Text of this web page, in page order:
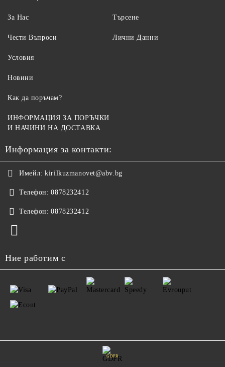
За Нас
Чести Въпроси
Търсене
Лични Данни
Условия
Новини
Как да поръчам?
ИНФОРМАЦИЯ ЗА ПОРЪЧКИ
И НАЧИНИ НА ДОСТАВКА
Информация за контакти:
Имейл: kirilkuzmanovet@abv.bg
Телефон: 0878232412
Телефон: 0878232412
Ние работим с
GDPR